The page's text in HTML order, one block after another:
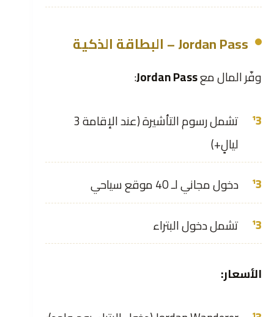
Jordan Pass – البطاقة الذكية
وفّر المال معJordan Pass
:
تشمل رسوم التأشيرة (عند الإقامة 3
ليالٍ+)
دخول مجاني لـ 40 موقع سياحي
تشمل دخول البتراء
الأسعار: